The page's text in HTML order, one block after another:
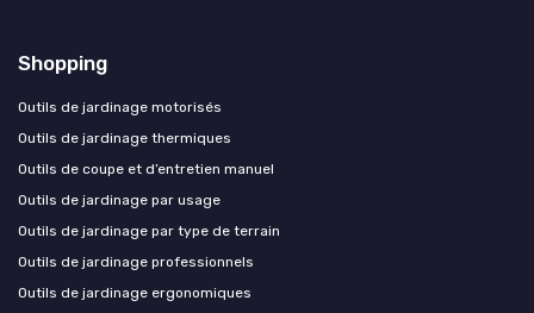
Shopping
Outils de jardinage motorisés
Outils de jardinage thermiques
Outils de coupe et d’entretien manuel
Outils de jardinage par usage
Outils de jardinage par type de terrain
Outils de jardinage professionnels
Outils de jardinage ergonomiques